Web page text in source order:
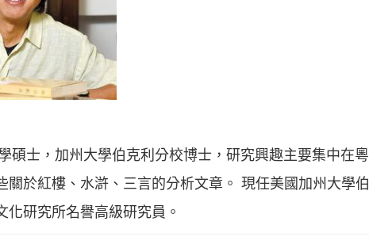
碩士，加州大學伯克利分校博士，研究興趣主要集中在粵
於紅樓、水滸、三言的分析文章。 現任美國加州大學伯
研究所名譽高級研究員。